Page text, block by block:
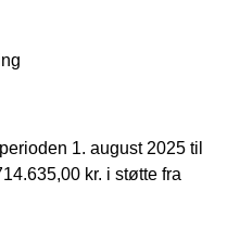
1. august 2025 til
kr. i støtte fra